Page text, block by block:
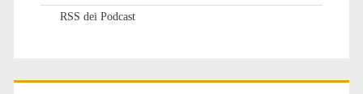
RSS dei Podcast